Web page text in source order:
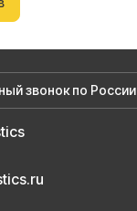
звонок по России